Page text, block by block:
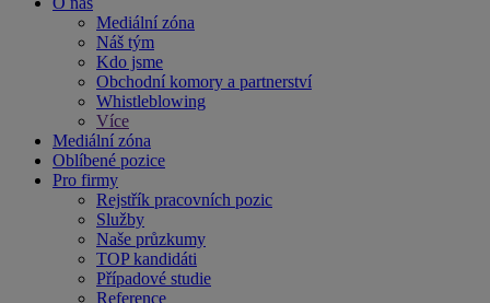
Mediální zóna
Náš tým
Kdo jsme
Obchodní komory a partnerství
Whistleblowing
Více
Mediální zóna
Oblíbené pozice
Pro firmy
Rejstřík pracovních pozic
Služby
Naše průzkumy
TOP kandidáti
Případové studie
Reference